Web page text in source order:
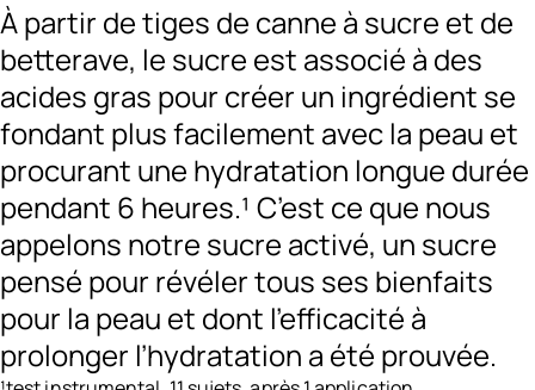
À partir de tiges de canne à sucre et de
betterave, le sucre est associé à des
acides gras pour créer un ingrédient se
fondant plus facilement avec la peau et
procurant une hydratation longue durée
pendant 6 heures.¹ C’est ce que nous
appelons notre sucre activé, un sucre
pensé pour révéler tous ses bienfaits
pour la peau et dont l’efficacité à
prolonger l’hydratation a été prouvée.